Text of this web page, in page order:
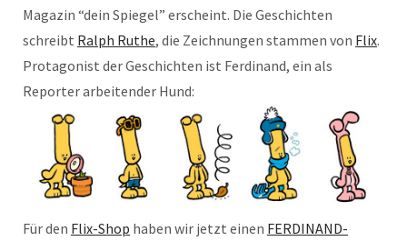
Magazin “dein Spiegel” erscheint. Die Geschichten
schreibt Ralph Ruthe, die Zeichnungen stammen von Flix.
Protagonist der Geschichten ist Ferdinand, ein als
Reporter arbeitender Hund:
Für den Flix-Shop haben wir jetzt einen FERDINAND-